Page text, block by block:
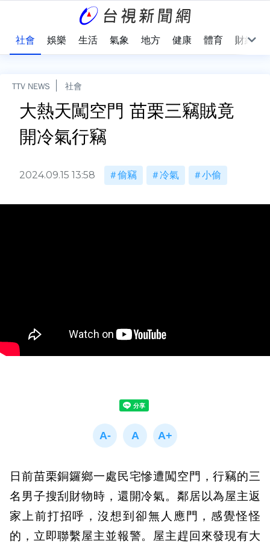
社會 娛樂 生活 氣象 地方 健康 體育 財經
TTV NEWS 社會
大熱天闖空門 苗栗三竊賊竟
開冷氣行竊
2024.09.15 13:58 偷竊 冷氣 小偷
日前苗栗銅鑼鄉一處民宅慘遭闖空門，行竊的三
名男子搜刮財物時，還開冷氣。鄰居以為屋主返
家上前打招呼，沒想到卻無人應門，感覺怪怪
的，立即聯繫屋主並報警。屋主趕回來發現有大